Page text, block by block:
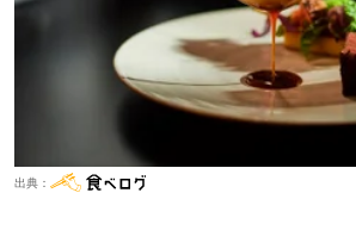
出典：